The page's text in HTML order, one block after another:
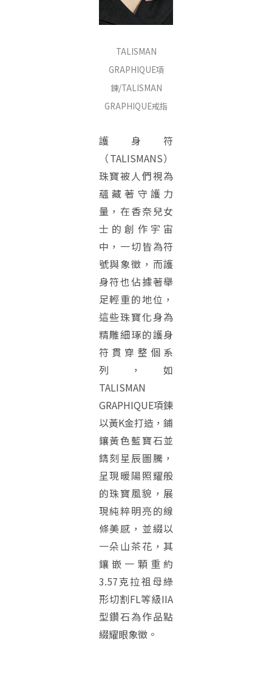
TALISMAN
GRAPHIQUE項
鍊/TALISMAN
GRAPHIQUE戒指
護身符
（TALISMANS）
珠寶被人們視為
蘊藏著守護力
量，在香奈兒女
士的創作宇宙
中，一切皆為符
號與象徵，而護
身符也佔據著舉
足輕重的地位，
這些珠寶化身為
精雕細琢的護身
符貫穿整個系
列，如
TALISMAN
GRAPHIQUE項鍊
以黃K金打造，鋪
鑲黃色藍寶石並
鐫刻星辰圖騰，
呈現暖陽照耀般
的珠寶風貌，展
現純粹明亮的線
條美感，並綴以
一朵山茶花，其
鑲嵌一顆重約
3.57克拉祖母綠
形切割FL等級IIA
型鑽石為作品點
綴耀眼象徵。